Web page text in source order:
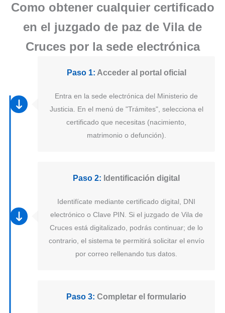
Como obtener cualquier certificado
en el juzgado de paz de Vila de
Cruces por la sede electrónica
Paso 1: Acceder al portal oficial
Entra en la sede electrónica del Ministerio de
Justicia. En el menú de "Trámites", selecciona el
certificado que necesitas (nacimiento,
matrimonio o defunción).
Paso 2: Identificación digital
Identifícate mediante certificado digital, DNI
electrónico o Clave PIN. Si el juzgado de Vila de
Cruces está digitalizado, podrás continuar; de lo
contrario, el sistema te permitirá solicitar el envío
por correo rellenando tus datos.
Paso 3: Completar el formulario